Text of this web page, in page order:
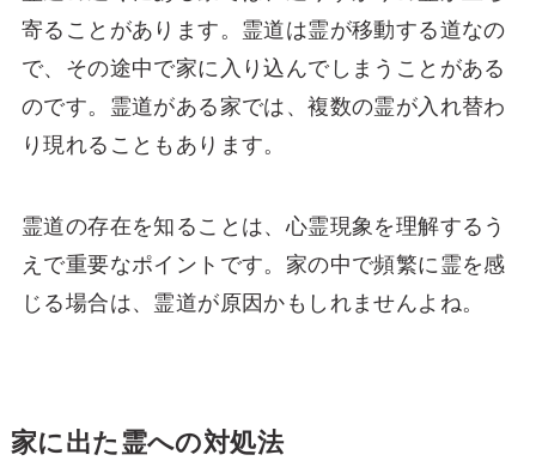
寄ることがあります。霊道は霊が移動する道なの
で、その途中で家に入り込んでしまうことがある
のです。霊道がある家では、複数の霊が入れ替わ
り現れることもあります。
霊道の存在を知ることは、心霊現象を理解するう
えで重要なポイントです。家の中で頻繁に霊を感
じる場合は、霊道が原因かもしれませんよね。
家に出た霊への対処法